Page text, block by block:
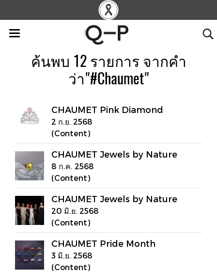
ค้นพบ 12 รายการ จากคำ
ว่า"#Chaumet"
CHAUMET Pink Diamond
2 ก.ย. 2568
(Content)
CHAUMET Jewels by Nature
8 ก.ค. 2568
(Content)
CHAUMET Jewels by Nature
20 มิ.ย. 2568
(Content)
CHAUMET Pride Month
3 มิ.ย. 2568
(Content)